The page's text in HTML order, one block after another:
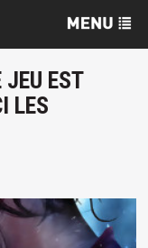
JEU EST
LES